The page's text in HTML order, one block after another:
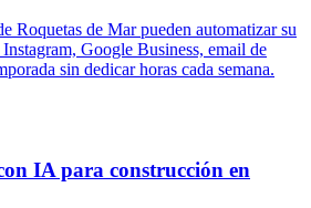
Roquetas de Mar pueden automatizar su
Google Business, email de
sin dedicar horas cada semana.
IA para construcción en